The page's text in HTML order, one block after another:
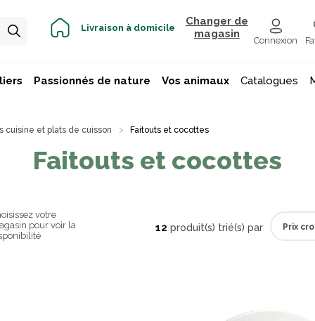
Livraison à domicile
Changer de
magasin
Connexion
Passionnés de nature Vos animaux Catalogues
cuisine et plats de cuisson Faitouts et cocottes
Faitouts et cocottes
votre
pour voir la
12 produit(s) trié(s) par